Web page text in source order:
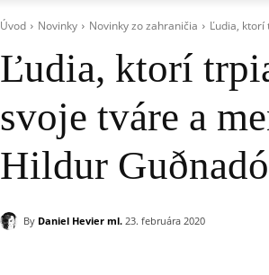
Úvod Novinky Novinky zo zahraničia Ľudia,
Ľudia, ktorí
svoje tváre a
Hildur
By Daniel Hevier ml. 23. februára 2020